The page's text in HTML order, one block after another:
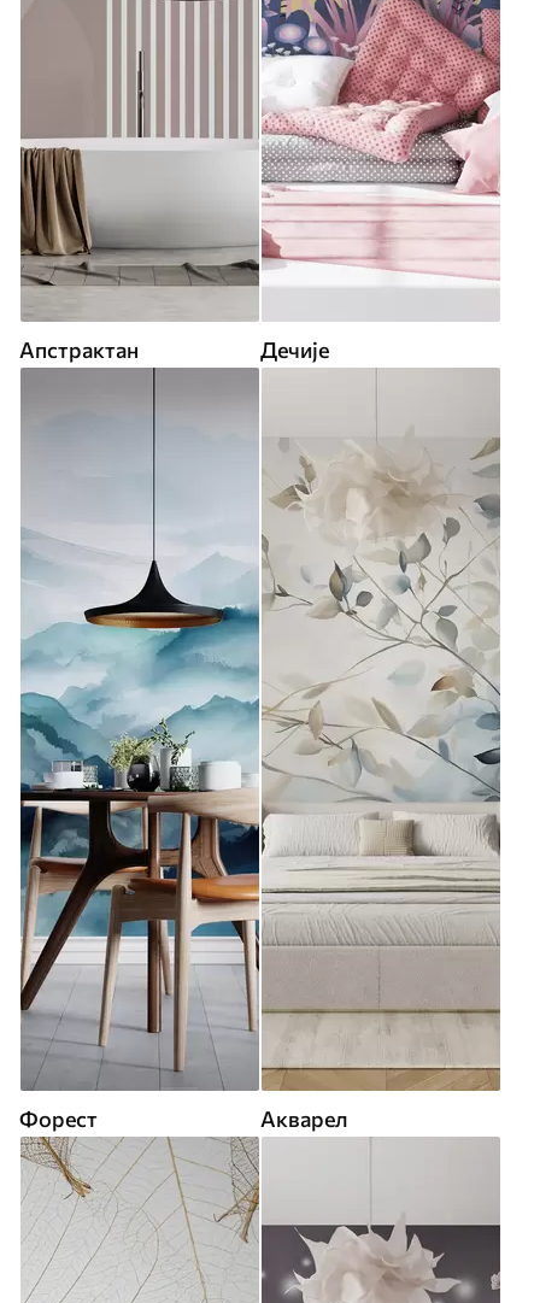
Апстрактан Дечије
Форест Акварел